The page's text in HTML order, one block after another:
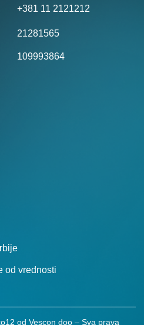
+381 11 2121212
21281565
109993864
od vrednosti
od Vescon doo – Sva prava